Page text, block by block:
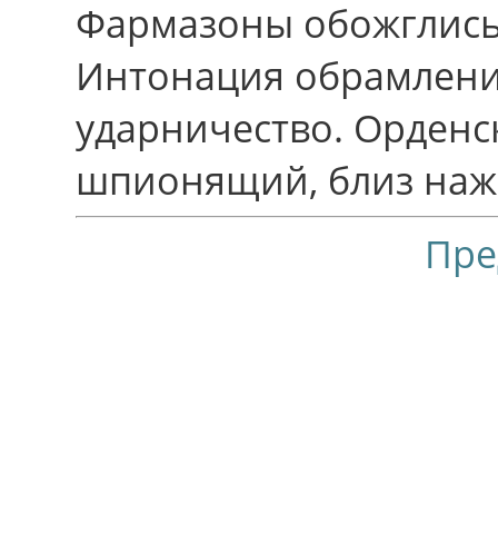
Фармазоны
Интонация
ударничество.
шпионящий, близ